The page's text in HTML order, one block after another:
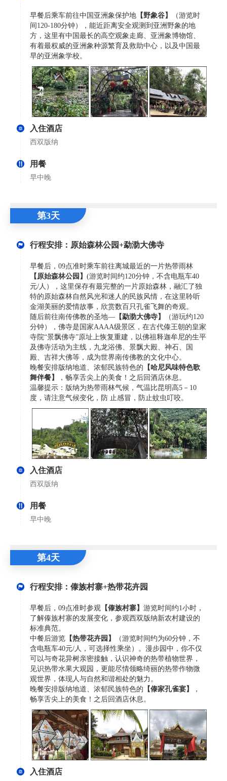
早餐后乘车前往中国亚洲象保护地 【野象谷】
（游览时
间120-180分钟），能近距离安全观测到亚洲野象的地
方，这里有中国最长的高空观象走廊、亚洲象博物馆、
有着最权威的亚洲象种源繁育及救助中心，以及中国最
早的亚洲象学校。
入住酒店
西双版纳
用餐
早中晚
第3天
行程安排：原始森林公园+勐泐大佛寺
早餐后，09点准时乘车前往离城最近的一片热带雨林
【原始森林公园】 (游览时间约120分钟，不含电瓶车40
元/人），这里保存有最完整的一片原始森林，融汇了独
特的原始森林自然风光和迷人的民族风情，在这里聆听
金湖美丽的爱情故事，欣赏数百只孔雀飞舞的奇观。
随后前往南传佛教的圣地— 【勐泐大佛寺】
（游玩约120
分钟），佛寺是国家AAAA级景区，在古代傣王朝的皇家
寺院“景飘佛寺”原址上恢复重建，以佛祖释迦牟尼的生平
及佛寺活动为主线，九龙浴佛、景飘大殿、神石、国
殿、吉祥大佛等，成为世界南传佛教的文化中心。
晚餐安排版纳地道、浓郁民族特色的 【哈尼风味特色歌
舞伴餐】
，畅享舌尖上的美食！之后回酒店休息。
温馨提示：版纳为热带雨林气候，气温比昆明高5－10
度，请注意气候变化，防 止感冒，防止蚊虫叮咬。
入住酒店
西双版纳
用餐
早中晚
第4天
行程安排：傣族村寨+热带花卉园
早餐后，09点准时参观 【傣族村寨】 游览时间约1小时，
了解傣族村寨的发展变化，参观西双版纳新农村建设的
标准典范。
中餐后游览 【热带花卉园】
（游览时间约为60分钟，不
含电瓶车40元/人，可选择性乘坐）。漫步园中，你不仅
可以与奇花异树亲密接触，认识神奇的热带植物世界，
见识热带水果大观园，更能尽情领略绮丽的热带作物微
观世界，体现人与自然和谐相处的魅力。
晚餐安排版纳地道、浓郁民族特色的 【傣家孔雀宴】
，
畅享舌尖上的美食！之后回酒店休息。
入住酒店